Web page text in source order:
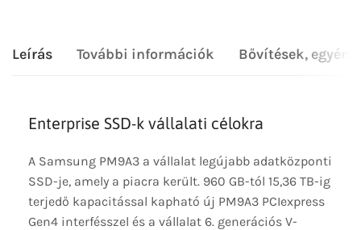
Leírás További információk Bővítések,
Enterprise SSD-k vállalati célokra
A Samsung PM9A3 a vállalat legújabb adatközponti
SSD-je, amely a piacra került. 960 GB-tól 15,36 TB-ig
terjedő kapacitással kapható új PM9A3 PCIexpress
Gen4 interfésszel és a vállalat 6. generációs V-